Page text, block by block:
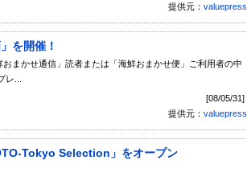
提供元： valuepress
を開催！
まかせ通信」読者または「海鮮おまかせ便」ご利用者の中
...
[08/05/31]
提供元： valuepress
Tokyo Selection」をオープン